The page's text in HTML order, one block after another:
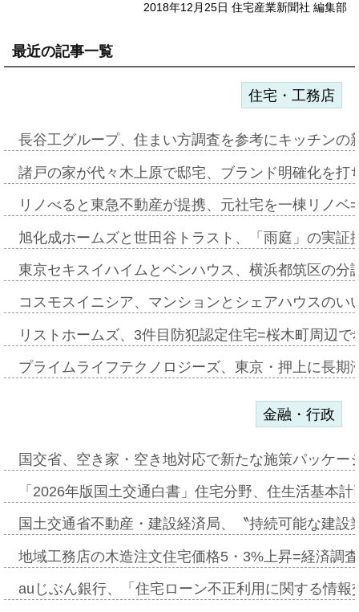
2018年12月25日 住宅産業新聞社 編集部
最近の記事一覧
住宅・工務店
長谷工グループ、住まい方調査を参考にキッチン
諸戸の家が代々木上原で邸宅、ブランド明確化を
リノべると東急不動産が提携、元社宅を一棟リノ
旭化成ホームズと世田谷トラスト、「雨庭」の実
東京セキスイハイムとベンハウス、横浜都筑区の
コスモスイニシア、マンションとシェアハウスの
リストホームズ、3件目防犯認定住宅=桜木町周辺
プライムライフテクノロジーズ、東京・押上に長
金融・行政
国交省、空き家・空き地対応で新たな施策パッケ
「2026年版国土交通白書」住宅分野、住生活基本
国土交通省不動産・建設経済局、〝持続可能な建
地域工務店の木造注文住宅価格5・3%上昇=経済調
auじぶん銀行、「住宅ローン不正利用に関する情